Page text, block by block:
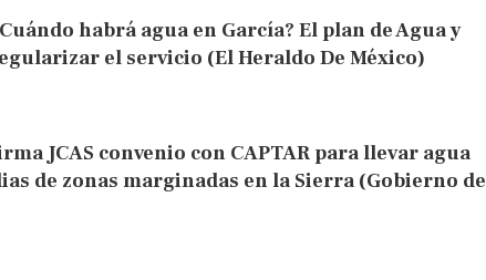
habrá agua en García? El plan de Agua y
el servicio (El Heraldo De México)
JCAS convenio con CAPTAR para llevar agua
de zonas marginadas en la Sierra (Gobierno de